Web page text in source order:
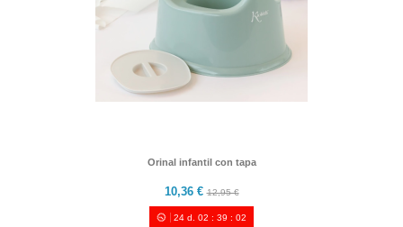
Orinal infantil con tapa
10,36 €12,95 €
24 d. 02 :39 :00